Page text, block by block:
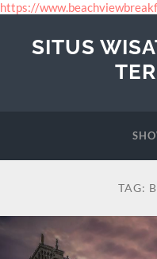
https://
SITUS
TAG: